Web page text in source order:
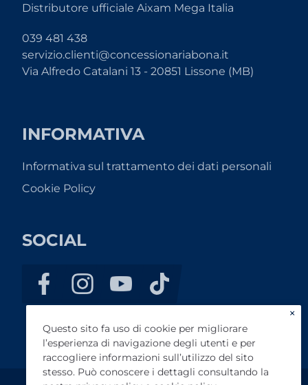
Distributore ufficiale Aixam Mega Italia
039 481 438
servizio.clienti@concessionariabona.it
Via Alfredo Catalani 13 - 20851 Lissone (MB)
INFORMATIVA
Informativa sul trattamento dei dati personali
Cookie Policy
SOCIAL
×
Questo sito fa uso di cookie per migliorare
l’esperienza di navigazione degli utenti e per
raccogliere informazioni sull’utilizzo del sito
stesso. Può conoscere i dettagli consultando la